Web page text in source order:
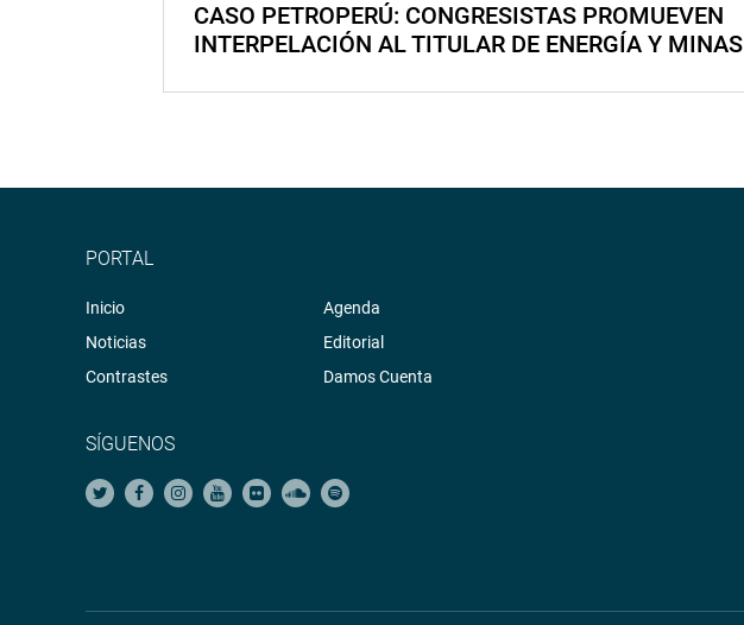
CASO PETROPERÚ: CONGRESISTAS PROMUEVEN
INTERPELACIÓN AL TITULAR DE ENERGÍA Y MINAS
PORTAL
Inicio
Noticias
Contrastes
Agenda
Editorial
Damos Cuenta
SÍGUENOS